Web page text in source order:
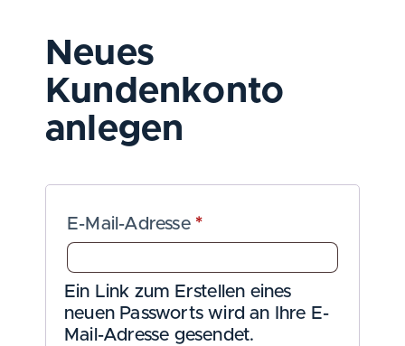
Neues
Kundenkonto
anlegen
E-Mail-Adresse *
Ein Link zum Erstellen eines
neuen Passworts wird an Ihre E-
Mail-Adresse gesendet.